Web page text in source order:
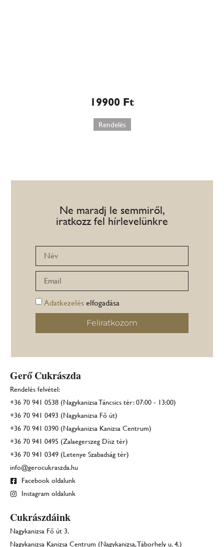
19900 Ft
Rendelés
Ne maradj le semmiről,
iratkozz fel hírlevelünkre
Adatkezeléselfogadása
Feliratkozom
Gerő Cukrászda
Rendelés felvétel:
+36 70 941 0538 (Nagykanizsa Táncsics tér: 07:00 - 13:00)
+36 70 941 0493 (Nagykanizsa Fő út)
+36 70 941 0390 (Nagykanizsa Kanizsa Centrum)
+36 70 941 0495 (Zalaegerszeg Dísz tér)
+36 70 941 0349 (Letenye Szabadság tér)
info@gerocukraszda.hu
Facebook oldalunk
Instagram oldalunk
Cukrászdáink
Nagykanizsa Fő út 3.
Nagykanizsa Kanizsa Centrum (Nagykanizsa, Táborhely u. 4.)